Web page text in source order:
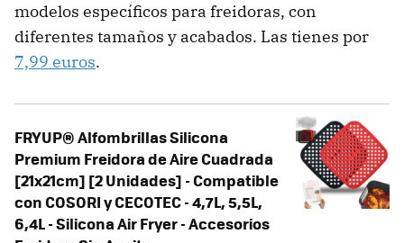
modelos específicos para freidoras, con
diferentes tamaños y acabados. Las tienes por
7,99 euros.
FRYUP® Alfombrillas Silicona
Premium Freidora de Aire Cuadrada
[21x21cm] [2 Unidades] - Compatible
con COSORI y CECOTEC - 4,7L, 5,5L,
6,4L - Silicona Air Fryer - Accesorios